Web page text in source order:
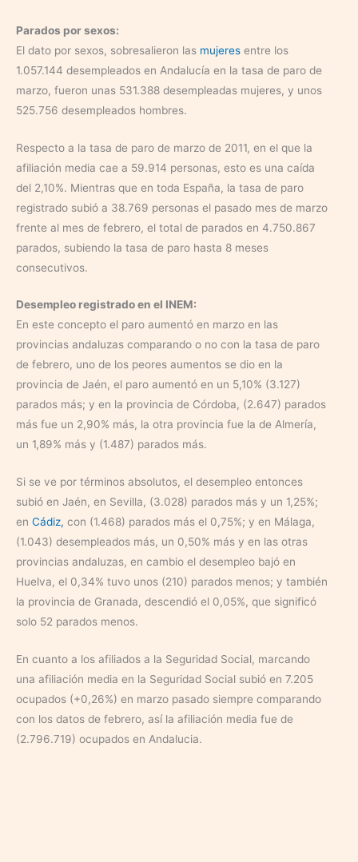
Parados por sexos:
El dato por sexos, sobresalieron las mujeres entre los
1.057.144 desempleados en Andalucía en la tasa de paro de
marzo, fueron unas 531.388 desempleadas mujeres, y unos
525.756 desempleados hombres.
Respecto a la tasa de paro de marzo de 2011, en el que la
afiliación media cae a 59.914 personas, esto es una caída
del 2,10%. Mientras que en toda España, la tasa de paro
registrado subió a 38.769 personas el pasado mes de marzo
frente al mes de febrero, el total de parados en 4.750.867
parados, subiendo la tasa de paro hasta 8 meses
consecutivos.
Desempleo registrado en el INEM:
En este concepto el paro aumentó en marzo en las
provincias andaluzas comparando o no con la tasa de paro
de febrero, uno de los peores aumentos se dio en la
provincia de Jaén, el paro aumentó en un 5,10% (3.127)
parados más; y en la provincia de Córdoba, (2.647) parados
más fue un 2,90% más, la otra provincia fue la de Almería,
un 1,89% más y (1.487) parados más.
Si se ve por términos absolutos, el desempleo entonces
subió en Jaén, en Sevilla, (3.028) parados más y un 1,25%;
en Cádiz, con (1.468) parados más el 0,75%; y en Málaga,
(1.043) desempleados más, un 0,50% más y en las otras
provincias andaluzas, en cambio el desempleo bajó en
Huelva, el 0,34% tuvo unos (210) parados menos; y también
la provincia de Granada, descendió el 0,05%, que significó
solo 52 parados menos.
En cuanto a los afiliados a la Seguridad Social, marcando
una afiliación media en la Seguridad Social subió en 7.205
ocupados (+0,26%) en marzo pasado siempre comparando
con los datos de febrero, así la afiliación media fue de
(2.796.719) ocupados en Andalucia.